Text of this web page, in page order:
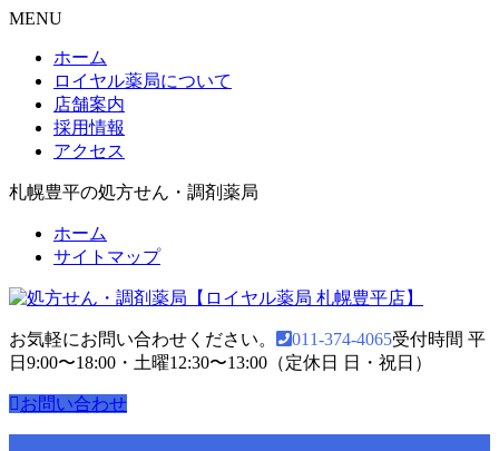
MENU
ホーム
ロイヤル薬局について
店舗案内
採用情報
アクセス
札幌豊平の処方せん・調剤薬局
ホーム
サイトマップ
お気軽にお問い合わせください。 011-374-4065受付時間 平
日9:00〜18:00・土曜12:30〜13:00（定休日 日・祝日）
お問い合わせ